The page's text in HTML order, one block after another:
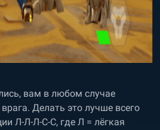
вам в любом случае
Делать это лучше всего
Л-Л-Л-С-С, где Л = лёгкая